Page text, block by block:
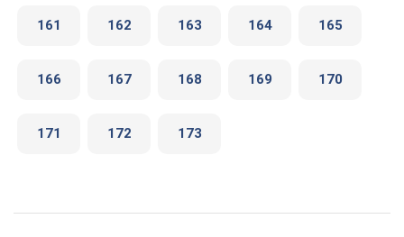
161 162 163 164 165
166 167 168 169 170
171 172 173